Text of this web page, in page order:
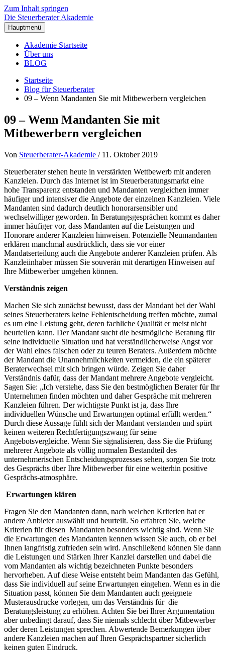
Zum Inhalt springen
Die Steuerberater Akademie
Hauptmenü
Akademie Startseite
Über uns
BLOG
Startseite
Blog für Steuerberater
09 – Wenn Mandanten Sie mit Mitbewerbern vergleichen
09 – Wenn Mandanten Sie mit
Mitbewerbern vergleichen
Von Steuerberater-Akademie / 11. Oktober 2019
Steuerberater stehen heute in verstärkten Wettbewerb mit anderen
Kanzleien. Durch das Internet ist im Steuerberatungsmarkt eine
hohe Transparenz entstanden und Mandanten vergleichen immer
häufiger und intensiver die Angebote der einzelnen Kanzleien. Viele
Mandanten sind dadurch deutlich honorarsensibler und
wechselwilliger geworden. In Beratungsgesprächen kommt es daher
immer häufiger vor, dass Mandanten auf die Leistungen und
Honorare anderer Kanzleien hinweisen. Potenzielle Neumandanten
erklären manchmal ausdrücklich, dass sie vor einer
Mandatserteilung auch die Angebote anderer Kanzleien prüfen. Als
Kanzleiinhaber müssen Sie souverän mit derartigen Hinweisen auf
Ihre Mitbewerber umgehen können.
Verständnis zeigen
Machen Sie sich zunächst bewusst, dass der Mandant bei der Wahl
seines Steuerberaters keine Fehlentscheidung treffen möchte, zumal
es um eine Leistung geht, deren fachliche Qualität er meist nicht
beurteilen kann. Der Mandant sucht die bestmögliche Beratung für
seine individuelle Situation und hat verständlicherweise Angst vor
der Wahl eines falschen oder zu teuren Beraters. Außerdem möchte
der Mandant die Unannehmlichkeiten vermeiden, die ein späterer
Beraterwechsel mit sich bringen würde. Zeigen Sie daher
Verständnis dafür, dass der Mandant mehrere Angebote vergleicht.
Sagen Sie: „Ich verstehe, dass Sie den bestmöglichen Berater für Ihr
Unternehmen finden möchten und daher Gespräche mit mehreren
Kanzleien führen. Der wichtigste Punkt ist ja, dass Ihre
individuellen Wünsche und Erwartungen optimal erfüllt werden.“
Durch diese Aussage fühlt sich der Mandant verstanden und spürt
keinen weiteren Rechtfertigungszwang für seine
Angebotsvergleiche. Wenn Sie signalisieren, dass Sie die Prüfung
mehrerer Angebote als völlig normalen Bestandteil des
unternehmerischen Entscheidungsprozesses sehen, sorgen Sie trotz
des Gesprächs über Ihre Mitbewerber für eine weiterhin positive
Gesprächs-atmosphäre.
Erwartungen klären
Fragen Sie den Mandanten dann, nach welchen Kriterien hat er
andere Anbieter auswählt und beurteilt. So erfahren Sie, welche
Kriterien für diesen Mandanten besonders wichtig sind. Wenn Sie
die Erwartungen des Mandanten kennen wissen Sie auch, ob er bei
Ihnen langfristig zufrieden sein wird. Anschließend können Sie dann
die Leistungen und Stärken Ihrer Kanzlei darstellen und dabei die
vom Mandanten als wichtig bezeichneten Punkte besonders
hervorheben. Auf diese Weise entsteht beim Mandanten das Gefühl,
dass Sie individuell auf seine Erwartungen eingehen. Wenn es in die
Situation passt, können Sie dem Mandanten auch geeignete
Musterausdrucke vorlegen, um das Verständnis für die
Beratungsleistung zu erhöhen. Achten Sie bei Ihrer Argumentation
aber unbedingt darauf, dass Sie niemals schlecht über Mitbewerber
oder deren Leistungen sprechen. Abwertende Bemerkungen über
andere Kanzleien machen auf Ihren Gesprächspartner sicherlich
keinen guten Eindruck.